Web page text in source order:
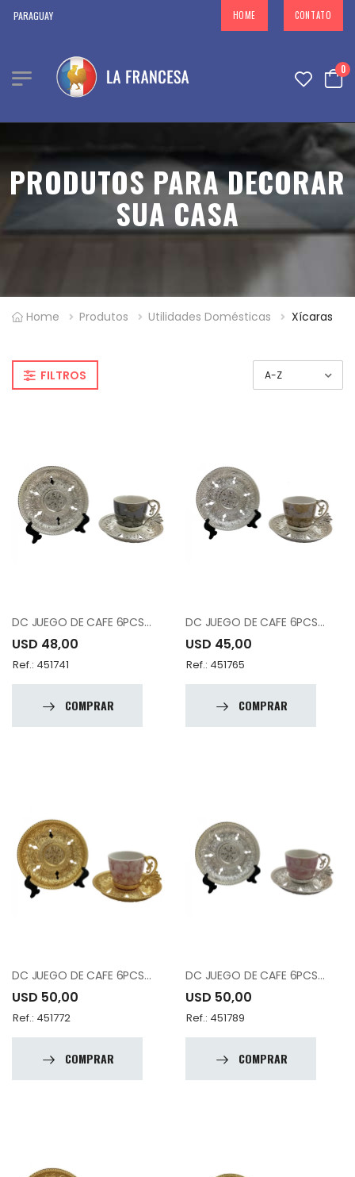
HOME CONTATO
0
PRODUTOS PARA DECORAR
SUA CASA
Home Produtos Utilidades Domésticas Xícaras
FILTROS
DC JUEGO DE CAFE 6PCS 12-007-K6-DSNG-19
USD 48,00
Ref.: 451741
COMPRAR
DC JUEGO DE CAFE 6PCS 12-007-K6-DSNK-19
USD 45,00
Ref.: 451765
COMPRAR
DC JUEGO DE CAFE 6PCS 12-007-K6-DSNP-18
USD 50,00
Ref.: 451772
COMPRAR
DC JUEGO DE CAFE 6PCS 12-007-K6-DSNP-19
USD 50,00
Ref.: 451789
COMPRAR